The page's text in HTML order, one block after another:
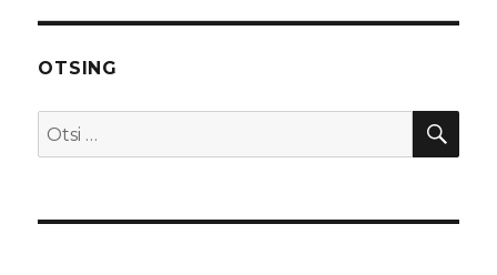
OTSING
Otsi: